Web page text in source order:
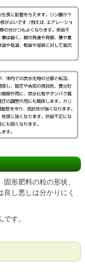
形肥料の粒の形状、
し悪しは分かりにく
す。